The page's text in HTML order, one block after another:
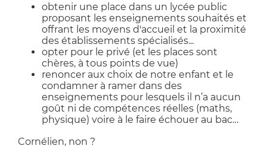
obtenir une place dans un lycée public
proposant les enseignements souhaités et
offrant les moyens d'accueil et la proximité
des établissements spécialisés...
opter pour le privé (et les places sont
chères, à tous points de vue)
renoncer aux choix de notre enfant et le
condamner à ramer dans des
enseignements pour lesquels il n’a aucun
goût ni de compétences réelles (maths,
physique) voire à le faire échouer au bac…
Cornélien, non ?